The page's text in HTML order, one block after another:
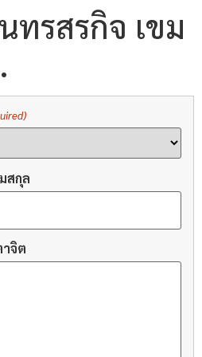
ทรสรกิจ เขม
สกุล
จิต